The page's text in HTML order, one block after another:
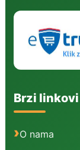
Brzi linkovi
O nama